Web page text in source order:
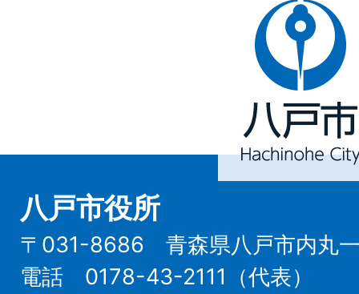
八
戸
市
Hachinohe
City
八戸市役所
〒031-8686 青森県八戸市内丸一
電話 0178-43-2111（代表）